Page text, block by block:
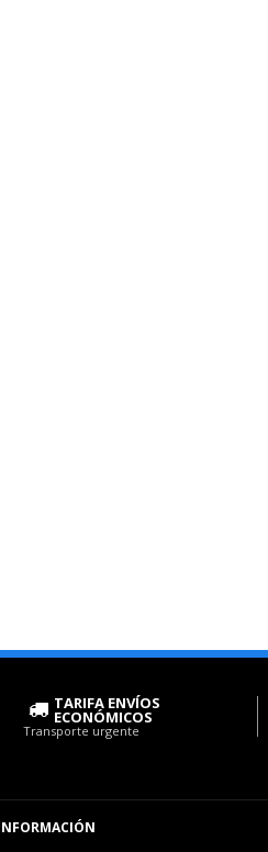
TARIFA ENVÍOS
ECONÓMICOS
Transporte urgente